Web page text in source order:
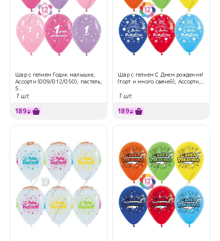
Шар с гелием Годик малышке,
Ассорти (009/012/050), пастель,
5...
1 шт.
189₽
Шар с гелием С Днем рождения!
(торт и много свечей), Ассорти,...
1 шт.
189₽